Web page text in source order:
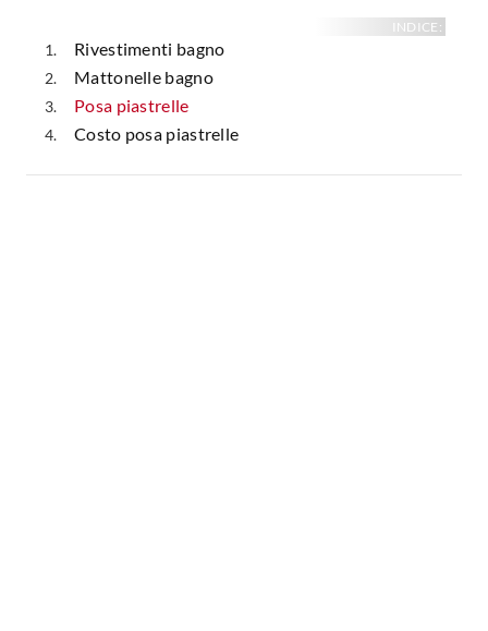
INDICE:
Rivestimenti bagno
Mattonelle bagno
Posa piastrelle
Costo posa piastrelle